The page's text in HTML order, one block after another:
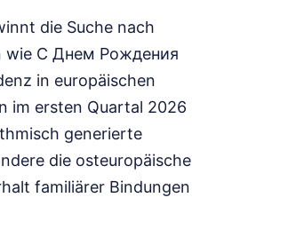
die Suche nach
wie С Днем Рождения
in europäischen
im ersten Quartal 2026
generierte
die osteuropäische
familiärer Bindungen